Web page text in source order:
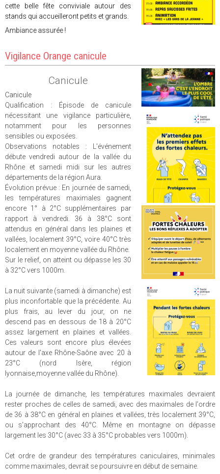
cette belle fête conviviale autour des
stands qui accueilleront petits et grands.
Ambiance assurée !
Vigilance Orange canicule
Canicule
Canicule
Qualification : Épisode de canicule
nécessitant une vigilance particulière,
notamment pour les personnes
sensibles ou exposées.
Observations notables :
L'événement
débute vendredi autour de la vallée du
Rhône et samedi midi sur les autres
départements de la région Aura.
Évolution prévue : En journée de samedi,
les températures maximales gagnent
encore 1° à 2°C supplémentaires par
rapport à vendredi. 36 à 38°C sont
attendus en général dans les plaines et
vallées, localement 39°C, voire 40°C très
localement en moyenne vallée du Rhône.
Sur le relief, on atteint ou dépasse les 30
à 32°C vers 1000m.
La nuit suivante (samedi à dimanche) est
plus inconfortable que la précédente. Au
plus frais, au lever du jour, on ne
descend pas en dessous de 18 à 20°C
assez largement en plaines et vallées.
Ces valeurs sont encore plus élevées
autour de l'axe Rhône-Saône avec 20 à
23°C (nord Isère, région
lyonnaise,moyenne vallée du Rhône).
La journée de dimanche, les températures maximales devraient
rester proches de celles de samedi, avec des maximales de l'ordre
de 36 à 38°C en général en plaines et vallées, très localement 39°C,
ou s'approchant des 40°C. Même en montagne on dépasse
largement les 30°C (avec 33 à 35°C probables vers 1000m).
Cet ordre de grandeur des températures caniculaires, minimales
comme maximales, devrait se poursuivre en début de semaine.